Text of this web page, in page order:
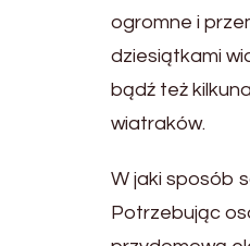
ogromne i
dziesiątkami
bądź też
wiatraków.
W jaki sposób
Potrzebując